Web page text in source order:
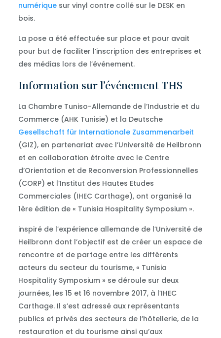
numériquesur vinyl contre collé sur le DESK en
bois.
La pose a été effectuée sur place et pour avait
pour but de faciliter l’inscription des entreprises et
des médias lors de l’événement.
Information sur l’événement THS
La Chambre Tuniso-Allemande de l’Industrie et du
Commerce (AHK Tunisie) et la Deutsche
Gesellschaft für Internationale Zusammenarbeit
(GIZ), en partenariat avec l’Université de Heilbronn
et en collaboration étroite avec le Centre
d’Orientation et de Reconversion Professionnelles
(CORP) et l’Institut des Hautes Etudes
Commerciales (IHEC Carthage), ont organisé la
1ère édition de « Tunisia Hospitality Symposium ».
inspiré de l’expérience allemande de l’Université de
Heilbronn dont l’objectif est de créer un espace de
rencontre et de partage entre les différents
acteurs du secteur du tourisme, « Tunisia
Hospitality Symposium » se déroule sur deux
journées, les 15 et 16 novembre 2017, à l’IHEC
Carthage. Il s’est adressé aux représentants
publics et privés des secteurs de l’hôtellerie, de la
restauration et du tourisme ainsi qu’aux